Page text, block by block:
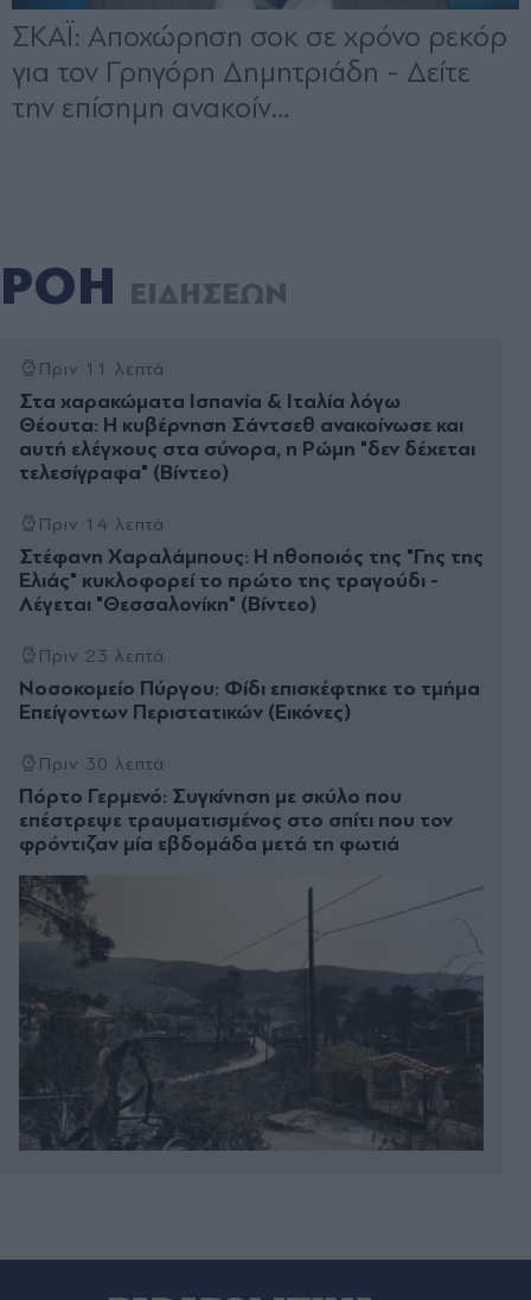
ΡΟΗ ΕΙΔΗΣΕΩΝ
Πριν 11 λεπτά
Στα χαρακώματα Ισπανία & Ιταλία λόγω
Θέουτα: Η κυβέρνηση Σάντσεθ ανακοίνωσε και
αυτή ελέγχους στα σύνορα, η Ρώμη "δεν δέχεται
τελεσίγραφα" (Βίντεο)
Πριν 14 λεπτά
Στέφανη Χαραλάμπους: Η ηθοποιός της "Γης της
Ελιάς" κυκλοφορεί το πρώτο της τραγούδι -
Λέγεται "Θεσσαλονίκη" (Βίντεο)
Πριν 23 λεπτά
Νοσοκομείο Πύργου: Φίδι επισκέφτηκε το τμήμα
Επείγοντων Περιστατικών (Εικόνες)
Πριν 30 λεπτά
Πόρτο Γερμενό: Συγκίνηση με σκύλο που
επέστρεψε τραυματισμένος στο σπίτι που τον
φρόντιζαν μία εβδομάδα μετά τη φωτιά